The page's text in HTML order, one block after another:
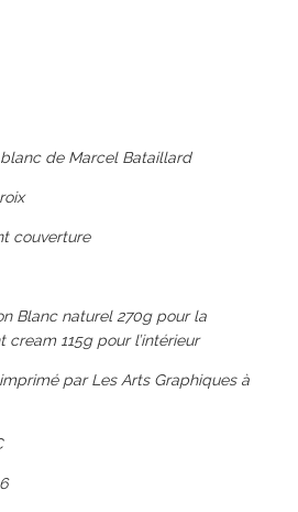
de Marcel Bataillard
couverture
Blanc naturel 270g pour la
115g pour l’intérieur
par Les Arts Graphiques à